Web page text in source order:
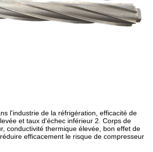
l'industrie de la réfrigération, efficacité de
et taux d'échec inférieur 2. Corps de
conductivité thermique élevée, bon effet de
efficacement le risque de compresseur